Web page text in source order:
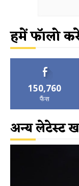
हमें फॉलो
150,760
फैंस
अन्य लेटेस्ट